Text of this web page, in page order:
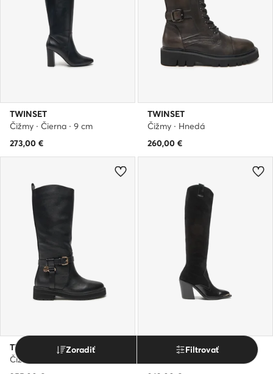
TWINSET
Čižmy · Čierna · 9 cm
273,00 €
TWINSET
Čižmy · Hnedá
260,00 €
TWINSET
Rage Age
Zoradiť Filtrovať